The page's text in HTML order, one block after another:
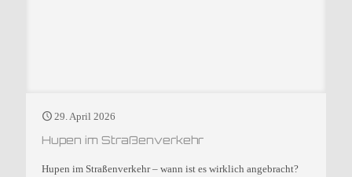
29. April 2026
Hupen im Straßenverkehr
Hupen im Straßenverkehr – wann ist es wirklich angebracht?